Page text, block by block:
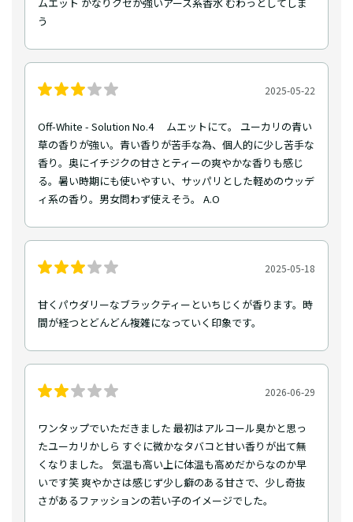
ムエット かなりクセが強いアース系香水 むわっとしてしま
う
2025-05-22
Off-White - Solution No.4 ムエットにて。 ユーカリの青い
草の香りが強い。青い香りが苦手な為、個人的に少し苦手な
香り。奥にイチジクの甘さとティーの爽やかな香りも感じ
る。暑い時期にも使いやすい、サッパリとした軽めのウッデ
ィ系の香り。男女問わず使えそう。 A.O
2025-05-18
甘くパウダリーなブラックティーといちじくが香ります。時
間が経つとどんどん複雑になっていく印象です。
2026-06-29
ワンタップでいただきました 最初はアルコール臭かと思っ
たユーカリかしら すぐに微かなタバコと甘い香りが出て無
くなりました。 気温も高い上に体温も高めだからなのか早
いです笑 爽やかさは感じず少し癖のある甘さで、少し奇抜
さがあるファッションの若い子のイメージでした。